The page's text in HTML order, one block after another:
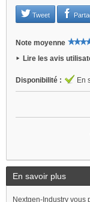
Tweet
Note moyenne
Lire les avis
Disponibilité : En
En savoir plus
Nextgen-Industry vous